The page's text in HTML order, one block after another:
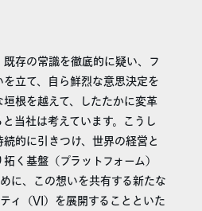
既存の常識を徹底的に疑い、フ
立て、自ら鮮烈な意思決定を
根を越えて、したたかに変革
当社は考えています。こうし
的に引きつけ、世界の経営と
く基盤（プラットフォーム）
に、この想いを共有する新たな
ィ（VI）を展開することといた